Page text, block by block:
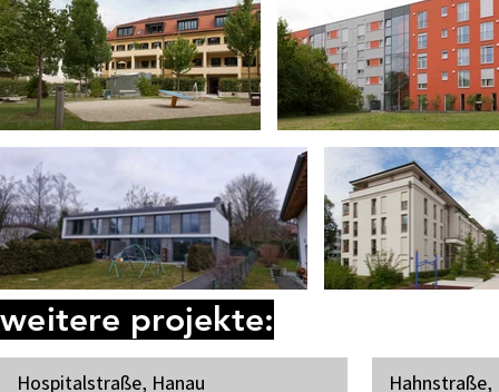
weitere projekte:
Hospitalstraße, Hanau